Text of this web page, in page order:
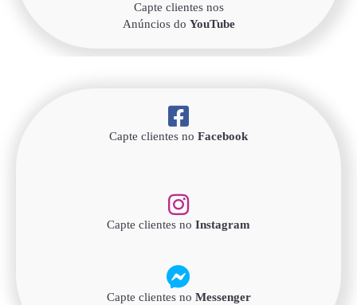
Capte clientes nos
Anúncios do YouTube
Capte clientes no Facebook
Capte clientes no Instagram
Capte clientes no Messenger